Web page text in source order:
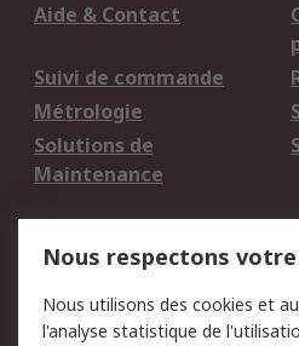
Aide & Contact
Suivi de commande
Métrologie
Solutions de
Maintenance
du site
Nous respectons
Nous utilisons des cookies et
l'analyse statistique de